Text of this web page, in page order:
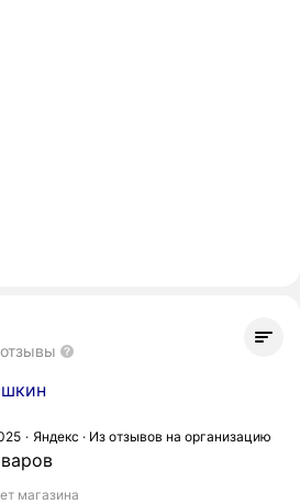
Яндекс · Из отзывов на организацию
магазина